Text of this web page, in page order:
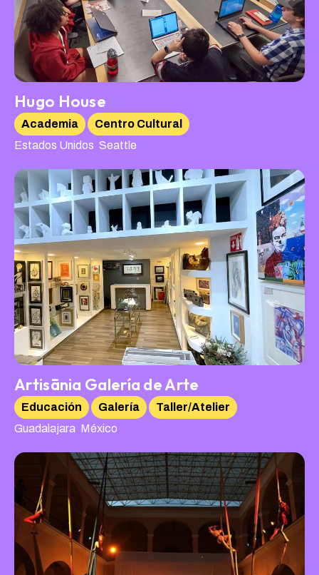
Hugo House
Academia
Centro Cultural
Estados Unidos Seattle
Artisānia Galería de Arte
Educación Galería
Taller/Atelier
Guadalajara México